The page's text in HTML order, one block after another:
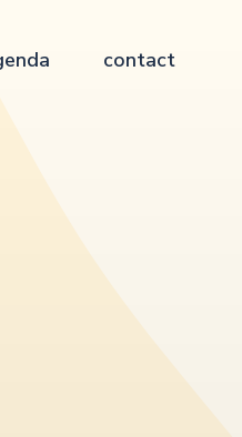
contact